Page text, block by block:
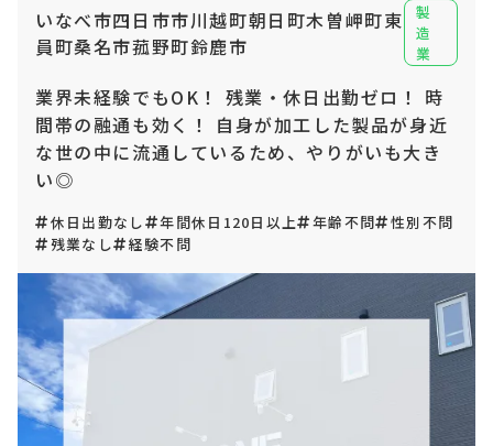
いなべ市四日市市川越町朝日町木曽岬町東
員町桑名市菰野町鈴鹿市
製
造
業
業界未経験でもOK！ 残業・休日出勤ゼロ！ 時
間帯の融通も効く！ 自身が加工した製品が身近
な世の中に流通しているため、やりがいも大き
い◎
休日出勤なし 年間休日120日以上 年齢不問
性別不問
残業なし
経験不問